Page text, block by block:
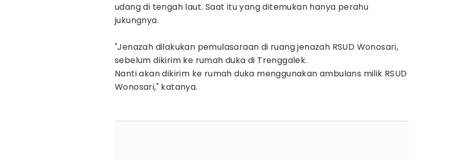
udang di tengah laut. Saat itu yang ditemukan hanya perahu
jukungnya.
‎"Jenazah dilakukan pemulasaraan di ruang jenazah RSUD Wonosari,
sebelum dikirim ke rumah duka di Trenggalek.
‎Nanti akan dikirim ke rumah duka menggunakan ambulans milik RSUD
Wonosari," katanya.